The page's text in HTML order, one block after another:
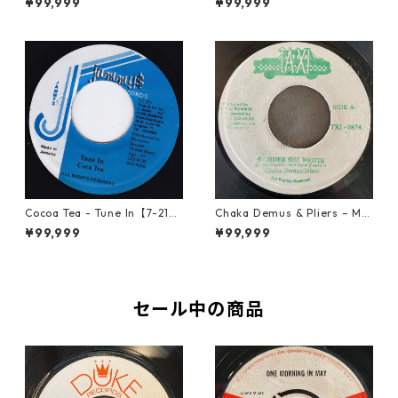
Cocoa Tea - Tune In【7-2187
2】
¥99,999
Chaka Demus & Pliers – Mu
rder She Wrote【7-21777】
¥99,999
セール中の商品